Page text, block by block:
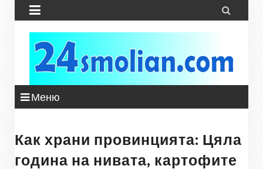
 
Меню
Как храни провинцията: Цяла
година на нивата, картофите